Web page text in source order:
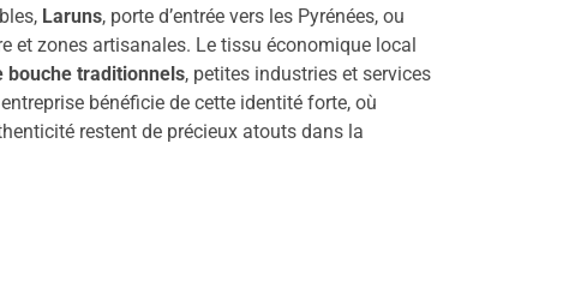
Laruns, porte d’entrée vers les Pyrénées, ou
et zones artisanales. Le tissu économique local
bouche traditionnels, petites industries et services
bénéficie de cette identité forte, où
restent de précieux atouts dans la